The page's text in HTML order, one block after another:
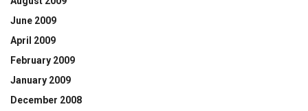
June 2009
April 2009
February 2009
January 2009
December 2008